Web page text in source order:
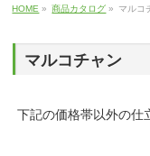
HOME » 商品カタログ » マルコ
マルコチャン
下記の価格帯以外の仕